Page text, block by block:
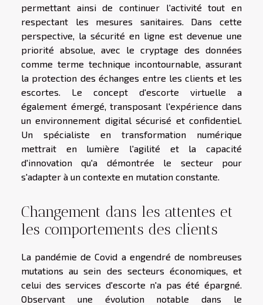
permettant ainsi de continuer l'activité tout en
respectant les mesures sanitaires. Dans cette
perspective, la sécurité en ligne est devenue une
priorité absolue, avec le cryptage des données
comme terme technique incontournable, assurant
la protection des échanges entre les clients et les
escortes. Le concept d'escorte virtuelle a
également émergé, transposant l'expérience dans
un environnement digital sécurisé et confidentiel.
Un spécialiste en transformation numérique
mettrait en lumière l'agilité et la capacité
d'innovation qu'a démontrée le secteur pour
s'adapter à un contexte en mutation constante.
Changement dans les attentes et
les comportements des clients
La pandémie de Covid a engendré de nombreuses
mutations au sein des secteurs économiques, et
celui des services d'escorte n'a pas été épargné.
Observant une évolution notable dans le